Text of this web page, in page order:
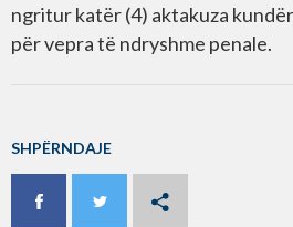
ngritur katër (4) aktakuza
për vepra të ndryshme penale.
SHPËRNDAJE